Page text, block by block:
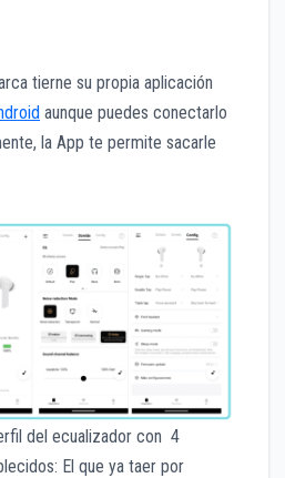
tierne su propia aplicación
aunque puedes conectarlo
la App te permite sacarle
del ecualizador con 4
El que ya taer por